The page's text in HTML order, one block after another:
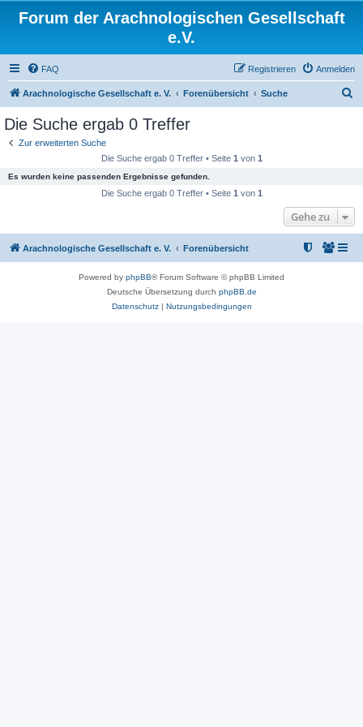
Forum der Arachnologischen Gesellschaft
e.V.
FAQ Anmelden
Registrieren
Arachnologische Gesellschaft e. V. Forenübersicht Suche
Die Suche ergab 0 Treffer
Zur erweiterten Suche
Die Suche ergab 0 Treffer • Seite 1 von 1
Es wurden keine passenden Ergebnisse gefunden.
Die Suche ergab 0 Treffer • Seite 1 von 1
Gehe zu
Arachnologische Gesellschaft e. V. Forenübersicht
Powered by phpBB® Forum Software © phpBB Limited
Deutsche Übersetzung durch phpBB.de
Datenschutz| Nutzungsbedingungen